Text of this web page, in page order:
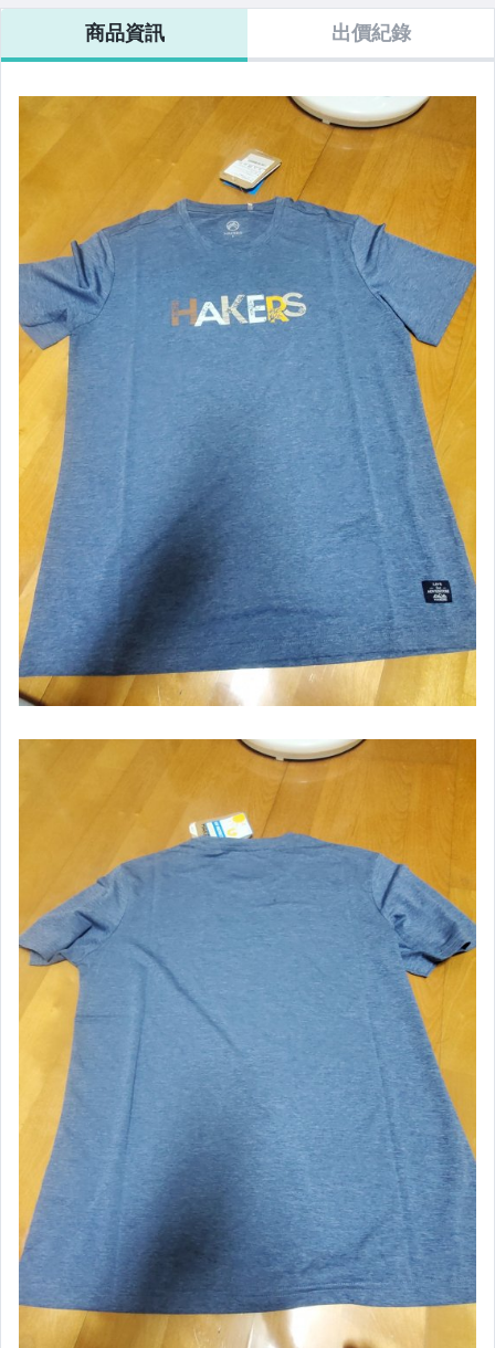
美容保養與彩妝
電腦、平板與周邊
相機、攝影與周邊
運動、戶外與休閒
原創設計良品
居家、家具與園藝
玩具、模型與公仔
男性精品與服飾
偶像、球員卡與郵幣
女裝與服飾配件
手錶與飾品配件
女包精品與女鞋
家電與影音視聽
商品資訊 出價紀錄